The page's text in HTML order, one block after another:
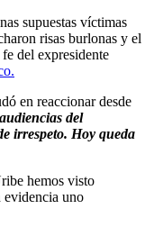
supuestas víctimas
risas burlonas y el
del expresidente
en reaccionar desde
del
irrespeto. Hoy queda
hemos visto
evidencia uno